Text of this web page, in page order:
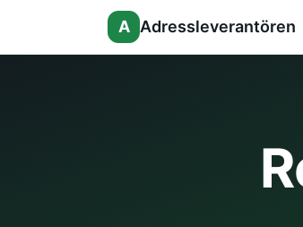
A Adressleverantören